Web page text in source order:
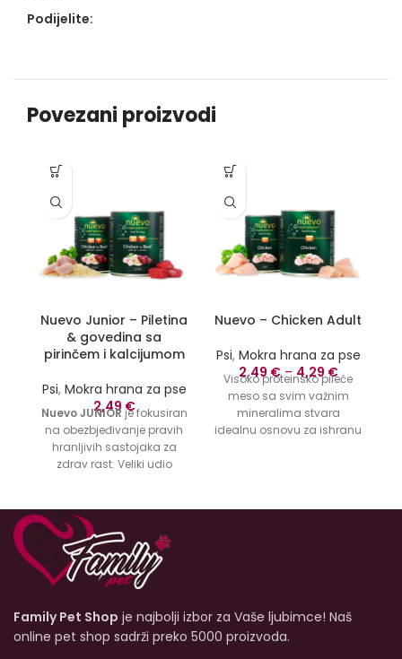
Podijelite:
Povezani proizvodi
Nuevo Junior – Piletina
& govedina sa
pirinčem i kalcijumom
Psi, Mokra hrana za pse
2,49 €
Nuevo JUNIOR je fokusiran
na obezbjeđivanje pravih
hranljivih sastojaka za
zdrav rast. Veliki udio
visoke biološke vrijednosti.
nuevo Chicken and Beef
JUNIOR je uravnotežena
kompletna ishrana sa
pravilnim nivoom proteina,
vitamina. Formulisan je
da podrži imunitet i
Nuevo – Chicken Adult
Psi, Mokra hrana za pse
2,49 €– 4,29 €
Visoko proteinsko pileće
meso sa svim važnim
mineralima stvara
idealnu osnovu za ishranu
Family Pet Shop je najbolji izbor za Vaše ljubimce! Naš
online pet shop sadrži preko 5000 proizvoda.